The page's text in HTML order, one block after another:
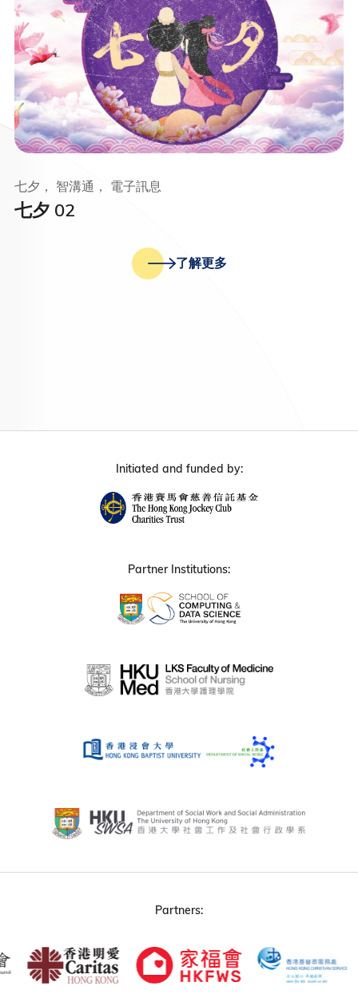
七夕 02
七夕， 智溝通， 電子訊息
了解更多
Initiated and funded by:
Partner Institutions:
Partners: